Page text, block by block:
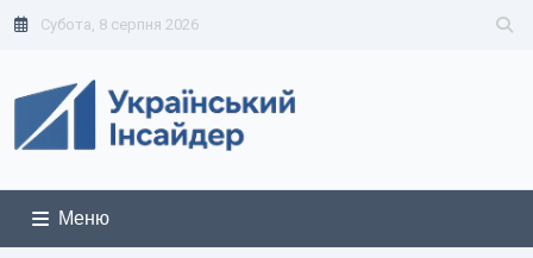
Субота, 8 серпня 2026
Меню